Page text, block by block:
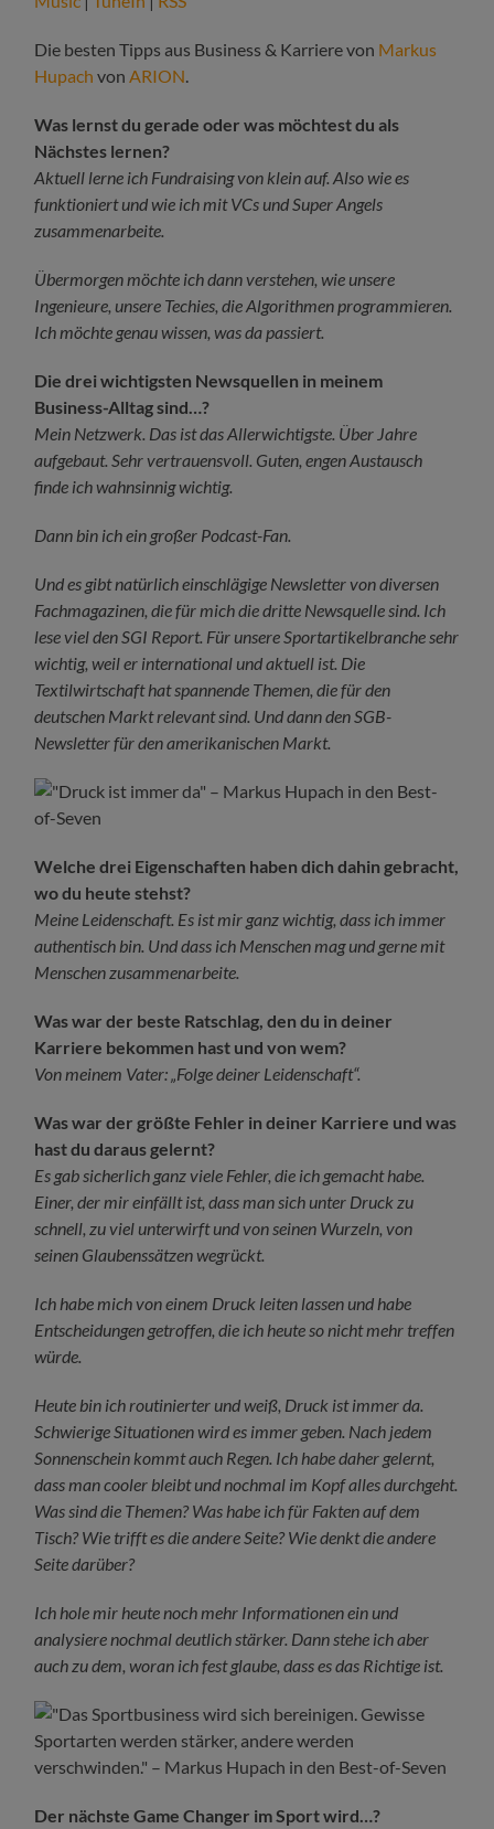
Die besten Tipps aus Business & Karriere von Markus
Hupach vonARION.
Was lernst du gerade oder was möchtest du als
Nächstes lernen?
Aktuell lerne ich Fundraising von klein auf. Also wie es
funktioniert und wie ich mit VCs und Super Angels
zusammenarbeite.
Übermorgen möchte ich dann verstehen, wie unsere
Ingenieure, unsere Techies, die Algorithmen programmieren.
Ich möchte genau wissen, was da passiert.
Die drei wichtigsten Newsquellen in meinem
Business-Alltag sind…?
Mein Netzwerk. Das ist das Allerwichtigste. Über Jahre
aufgebaut. Sehr vertrauensvoll. Guten, engen Austausch
finde ich wahnsinnig wichtig.
Dann bin ich ein großer Podcast-Fan.
Und es gibt natürlich einschlägige Newsletter von diversen
Fachmagazinen, die für mich die dritte Newsquelle sind. Ich
lese viel den SGI Report. Für unsere Sportartikelbranche sehr
wichtig, weil er international und aktuell ist. Die
Textilwirtschaft hat spannende Themen, die für den
deutschen Markt relevant sind. Und dann den SGB-
Newsletter für den amerikanischen Markt.
Welche drei Eigenschaften haben dich dahin gebracht,
wo du heute stehst?
Meine Leidenschaft. Es ist mir ganz wichtig, dass ich immer
authentisch bin. Und dass ich Menschen mag und gerne mit
Menschen zusammenarbeite.
Was war der beste Ratschlag, den du in deiner
Karriere bekommen hast und von wem?
Von meinem Vater: „Folge deiner Leidenschaft“.
Was war der größte Fehler in deiner Karriere und was
hast du daraus gelernt?
Es gab sicherlich ganz viele Fehler, die ich gemacht habe.
Einer, der mir einfällt ist, dass man sich unter Druck zu
schnell, zu viel unterwirft und von seinen Wurzeln, von
seinen Glaubenssätzen wegrückt.
Ich habe mich von einem Druck leiten lassen und habe
Entscheidungen getroffen, die ich heute so nicht mehr treffen
würde.
Heute bin ich routinierter und weiß, Druck ist immer da.
Schwierige Situationen wird es immer geben. Nach jedem
Sonnenschein kommt auch Regen. Ich habe daher gelernt,
dass man cooler bleibt und nochmal im Kopf alles durchgeht.
Was sind die Themen? Was habe ich für Fakten auf dem
Tisch? Wie trifft es die andere Seite? Wie denkt die andere
Seite darüber?
Ich hole mir heute noch mehr Informationen ein und
analysiere nochmal deutlich stärker. Dann stehe ich aber
auch zu dem, woran ich fest glaube, dass es das Richtige ist.
Der nächste Game Changer im Sport wird…?